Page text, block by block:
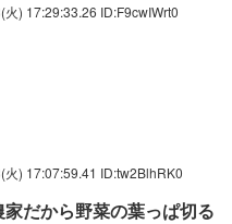
火) 17:29:33.26 ID:F9cwIWrt0
火) 17:07:59.41 ID:tw2BlhRK0
だから野菜の葉っぱ切る